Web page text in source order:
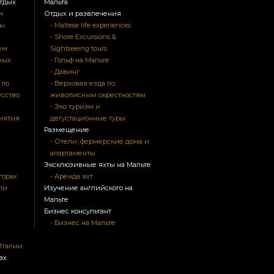
Мальта
Отдых и развлечения
- Maltese life experiences
- Shore Excursions &
Sightseeing tours
- Гольф на Мальте
- Давинг
- Верховая езда по
живописным окрестностям
- Эко туризм и
дегустационные туры
Размещение
- Отели, фермерские дома и
апартаменты
Эксклюзивные яхты на Мальте
- Аренда яхт
Изучение английского на
Мальте
Бизнес консультант
- Бизнес на Мальте